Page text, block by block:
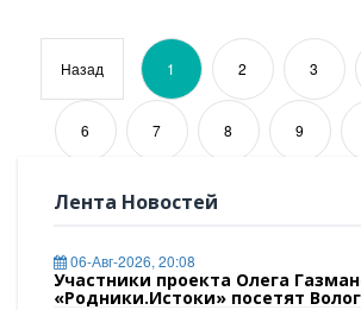
Назад 1 2 3
6 7 8 9
42
Лента Новостей
06-Авг-2026, 20:08
Участники проекта Олега
«Родники.Истоки» посетят